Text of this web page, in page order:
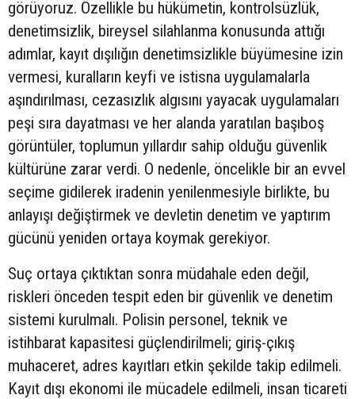
görüyoruz. Özellikle bu hükümetin, kontrolsüzlük,
denetimsizlik, bireysel silahlanma konusunda attığı
adımlar, kayıt dışılığın denetimsizlikle büyümesine izin
vermesi, kuralların keyfi ve istisna uygulamalarla
aşındırılması, cezasızlık algısını yayacak uygulamaları
peşi sıra dayatması ve her alanda yaratılan başıboş
görüntüler, toplumun yıllardır sahip olduğu güvenlik
kültürüne zarar verdi. O nedenle, öncelikle bir an evvel
seçime gidilerek iradenin yenilenmesiyle birlikte, bu
anlayışı değiştirmek ve devletin denetim ve yaptırım
gücünü yeniden ortaya koymak gerekiyor.
Suç ortaya çıktıktan sonra müdahale eden değil,
riskleri önceden tespit eden bir güvenlik ve denetim
sistemi kurulmalı. Polisin personel, teknik ve
istihbarat kapasitesi güçlendirilmeli; giriş-çıkış
muhaceret, adres kayıtları etkin şekilde takip edilmeli.
Kayıt dışı ekonomi ile mücadele edilmeli, insan ticareti